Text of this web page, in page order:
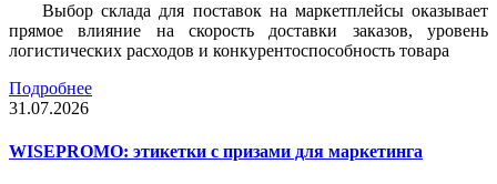
Выбор склада для поставок на маркетплейсы оказывает
прямое влияние на скорость доставки заказов, уровень
логистических расходов и конкурентоспособность товара
Подробнее
31.07.2026
WISEPROMO: этикетки с призами для маркетинга